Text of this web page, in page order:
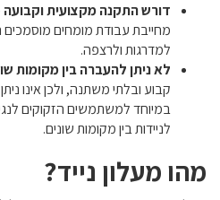
דורש התקנה מקצועית וקבועה
מחייבת עבודת מומחים מוסמכים
למדרגות ולרצפה.
לא ניתן להעברה בין מקומות
קבוע ובלתי משתנה, ולכן אינו
במיוחד למשתמשים הזקוקים
לניידות בין מקומות שונים.
מהו מעלון נייד?